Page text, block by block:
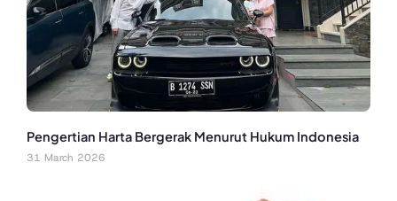
Pengertian Harta Bergerak Menurut Hukum Indonesia
31 March 2026